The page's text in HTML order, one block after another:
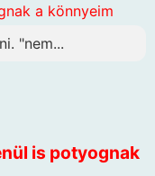
a könnyeim
"nem...